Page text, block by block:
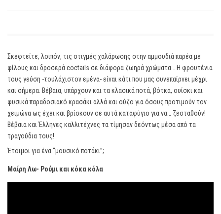
Σκεφτείτε, λοιπόν, τις στιγμές χαλάρωσης στην αμμουδιά παρέα με
φίλους και δροσερά coctails σε διάφορα ζωηρά χρώματα… Η φρουτένια
τους γεύση -τουλάχιστον εμένα- είναι κάτι που μας συνεπαίρνει μέχρι
και σήμερα. Βέβαια, υπάρχουν και τα κλασικά ποτά, βότκα, ουίσκι και
φυσικά παραδοσιακό κρασάκι αλλά και ούζο για όσους προτιμούν τον
χειμώνα ως έχει και βρίσκουν σε αυτά καταφύγιο για να… ζεσταθούν!
Βέβαια και Έλληνες καλλιτέχνες τα τίμησαν δεόντως μέσα από τα
τραγούδια τους!
Έτοιμοι για ένα “μουσικό ποτάκι”;
Μαίρη Λω- Ρούμι και κόκα κόλα